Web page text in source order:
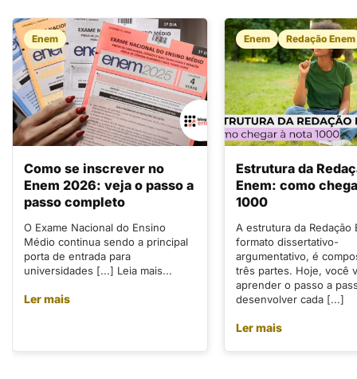
Enem
Como se inscrever no
Enem 2026: veja o passo a
passo completo
O Exame Nacional do Ensino
Médio continua sendo a principal
porta de entrada para
universidades [...] Leia mais...
Ler mais
Enem Redação Enem
Estrutura da
Enem: como
1000
A estrutura da Redação
formato dissertativo-
argumentativo, é
três partes. Hoje, você
aprender o passo a
desenvolver cada [...]
Ler mais